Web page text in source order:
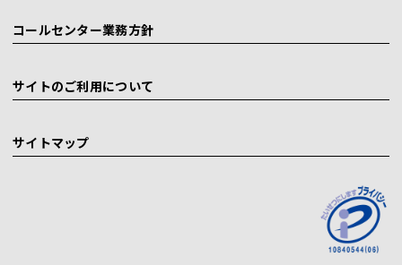
コールセンター業務方針
サイトのご利用について
サイトマップ